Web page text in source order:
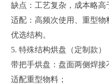
缺点：工艺复杂，成本略高
适配：高频次使用、重型
优选结构。
5. 特殊结构烘盘（定制款）
带把手烘盘：盘面两侧焊接
适配重型物料；